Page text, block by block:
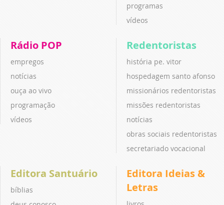
programas
vídeos
Rádio POP
empregos
notícias
ouça ao vivo
programação
vídeos
Redentoristas
história pe. vitor
hospedagem santo afonso
missionários redentoristas
missões redentoristas
notícias
obras sociais redentoristas
secretariado vocacional
Editora Santuário
bíblias
Editora Ideias &
Letras